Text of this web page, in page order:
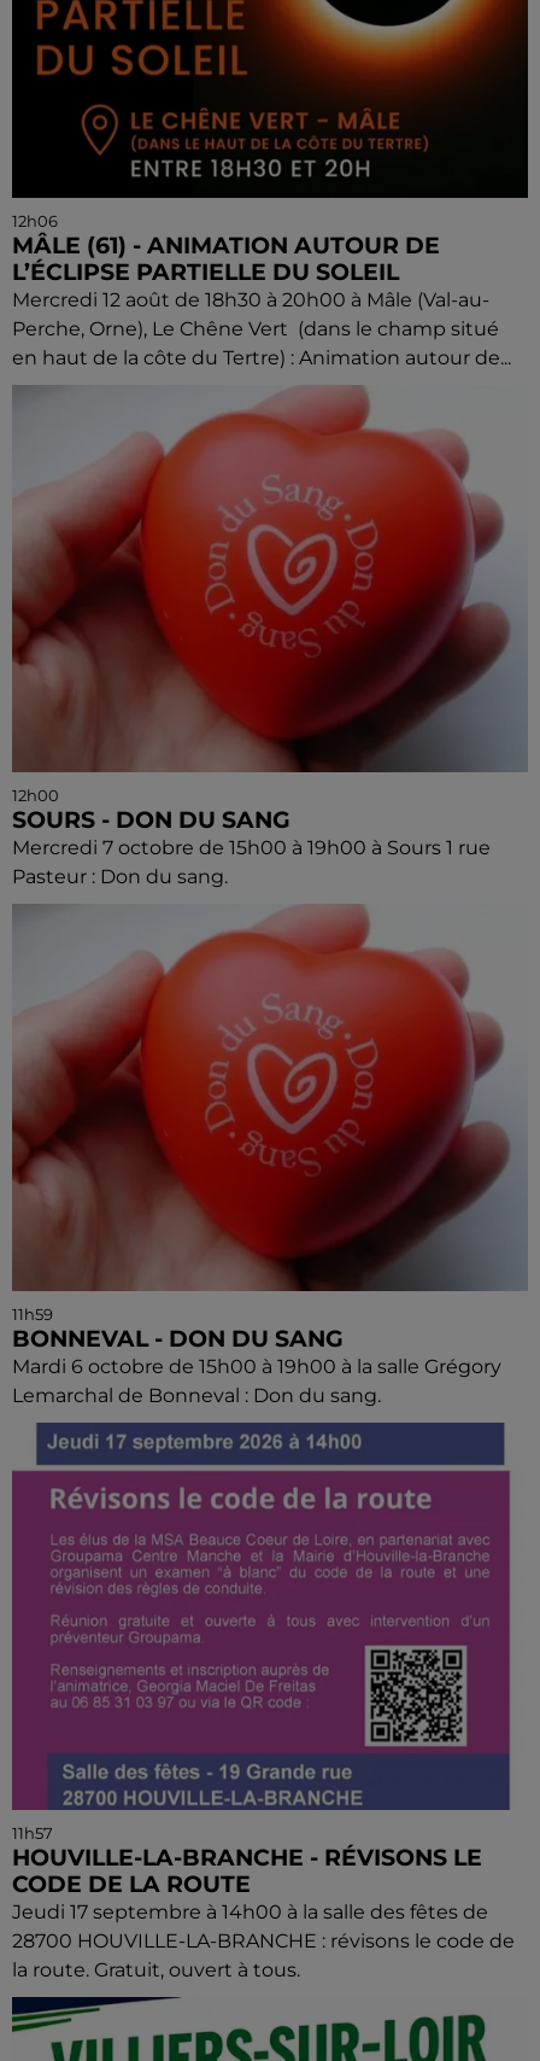
12h06
MÂLE (61) - ANIMATION AUTOUR DE
L’ÉCLIPSE PARTIELLE DU SOLEIL
Mercredi 12 août de 18h30 à 20h00 à Mâle (Val-au-
Perche, Orne), Le Chêne Vert (dans le champ situé
en haut de la côte du Tertre) : Animation autour de...
12h00
SOURS - DON DU SANG
Mercredi 7 octobre de 15h00 à 19h00 à Sours 1 rue
Pasteur : Don du sang.
11h59
BONNEVAL - DON DU SANG
Mardi 6 octobre de 15h00 à 19h00 à la salle Grégory
Lemarchal de Bonneval : Don du sang.
11h57
HOUVILLE-LA-BRANCHE - RÉVISONS LE
CODE DE LA ROUTE
Jeudi 17 septembre à 14h00 à la salle des fêtes de
28700 HOUVILLE-LA-BRANCHE : révisons le code de
la route. Gratuit, ouvert à tous.